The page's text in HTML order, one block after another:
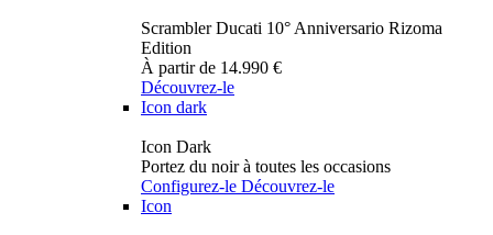
Scrambler Ducati 10° Anniversario Rizoma
Edition
À partir de 14.990 €
Découvrez-le
Icon dark
Icon Dark
Portez du noir à toutes les occasions
Configurez-le Découvrez-le
Icon